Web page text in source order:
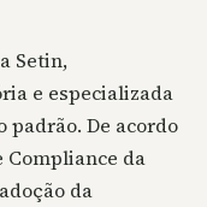
Setin,
e especializada
padrão. De acordo
Compliance da
da